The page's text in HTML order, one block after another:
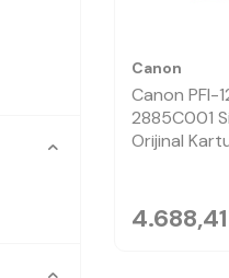
Canon
Canon PFI-
2885C001
Orijinal
4.688,41